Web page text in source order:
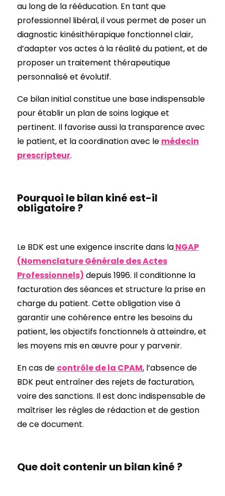
au long de la rééducation. En tant que
professionnel libéral, il vous permet de poser un
diagnostic kinésithérapique fonctionnel clair,
d’adapter vos actes à la réalité du patient, et de
proposer un traitement thérapeutique
personnalisé et évolutif.
Ce bilan initial constitue une base indispensable
pour établir un plan de soins logique et
pertinent. Il favorise aussi la transparence avec
le patient, et la coordination avec le médecin
prescripteur.
Pourquoi le bilan kiné est-il
obligatoire ?
Le BDK est une exigence inscrite dans laNGAP
(Nomenclature Générale des Actes
Professionnels) depuis 1996. Il conditionne la
facturation des séances et structure la prise en
charge du patient. Cette obligation vise à
garantir une cohérence entre les besoins du
patient, les objectifs fonctionnels à atteindre, et
les moyens mis en œuvre pour y parvenir.
En cas de contrôle de la CPAM, l’absence de
BDK peut entraîner des rejets de facturation,
voire des sanctions. Il est donc indispensable de
maîtriser les règles de rédaction et de gestion
de ce document.
Que doit contenir un bilan kiné ?